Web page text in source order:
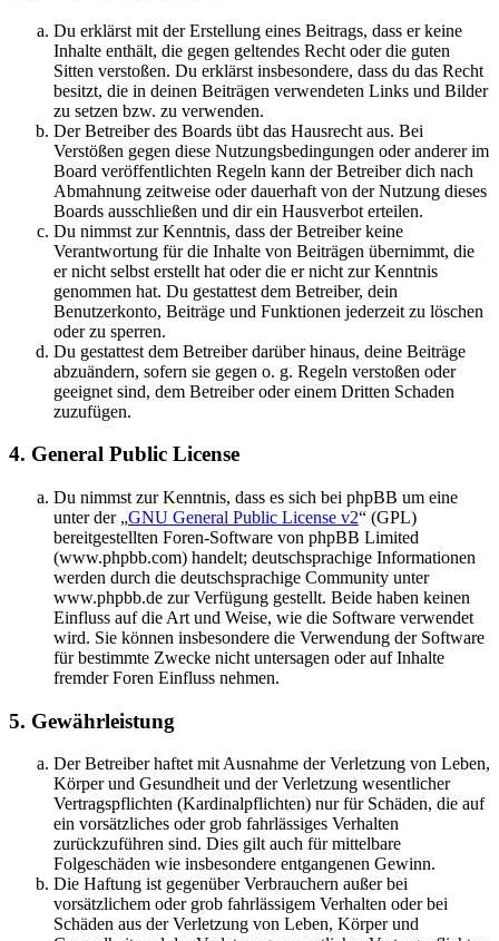
Du erklärst mit der Erstellung eines Beitrags, dass er keine
Inhalte enthält, die gegen geltendes Recht oder die guten
Sitten verstoßen. Du erklärst insbesondere, dass du das Recht
besitzt, die in deinen Beiträgen verwendeten Links und Bilder
zu setzen bzw. zu verwenden.
Der Betreiber des Boards übt das Hausrecht aus. Bei
Verstößen gegen diese Nutzungsbedingungen oder anderer im
Board veröffentlichten Regeln kann der Betreiber dich nach
Abmahnung zeitweise oder dauerhaft von der Nutzung dieses
Boards ausschließen und dir ein Hausverbot erteilen.
Du nimmst zur Kenntnis, dass der Betreiber keine
Verantwortung für die Inhalte von Beiträgen übernimmt, die
er nicht selbst erstellt hat oder die er nicht zur Kenntnis
genommen hat. Du gestattest dem Betreiber, dein
Benutzerkonto, Beiträge und Funktionen jederzeit zu löschen
oder zu sperren.
Du gestattest dem Betreiber darüber hinaus, deine Beiträge
abzuändern, sofern sie gegen o. g. Regeln verstoßen oder
geeignet sind, dem Betreiber oder einem Dritten Schaden
zuzufügen.
4. General Public License
Du nimmst zur Kenntnis, dass es sich bei phpBB um eine
unter der „GNU General Public License v2“ (GPL)
bereitgestellten Foren-Software von phpBB Limited
(www.phpbb.com) handelt; deutschsprachige Informationen
werden durch die deutschsprachige Community unter
www.phpbb.de zur Verfügung gestellt. Beide haben keinen
Einfluss auf die Art und Weise, wie die Software verwendet
wird. Sie können insbesondere die Verwendung der Software
für bestimmte Zwecke nicht untersagen oder auf Inhalte
fremder Foren Einfluss nehmen.
5. Gewährleistung
Der Betreiber haftet mit Ausnahme der Verletzung von Leben,
Körper und Gesundheit und der Verletzung wesentlicher
Vertragspflichten (Kardinalpflichten) nur für Schäden, die auf
ein vorsätzliches oder grob fahrlässiges Verhalten
zurückzuführen sind. Dies gilt auch für mittelbare
Folgeschäden wie insbesondere entgangenen Gewinn.
Die Haftung ist gegenüber Verbrauchern außer bei
vorsätzlichem oder grob fahrlässigem Verhalten oder bei
Schäden aus der Verletzung von Leben, Körper und